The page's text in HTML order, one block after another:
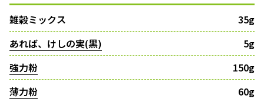
雑穀ミックス
35g
あれば、けしの実(黒)
5g
強力粉
150g
薄力粉
60g